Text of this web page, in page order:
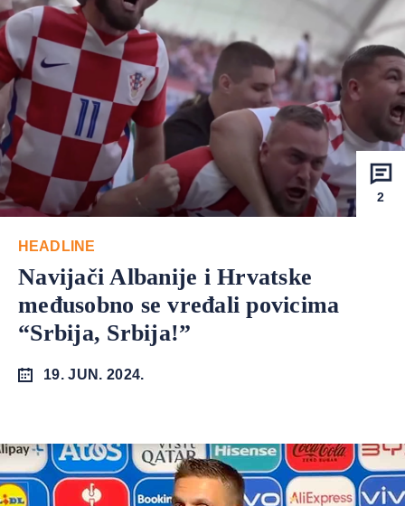
2
HEADLINE
Navijači Albanije i Hrvatske
međusobno se vređali povicima
“Srbija, Srbija!”
19. JUN. 2024.